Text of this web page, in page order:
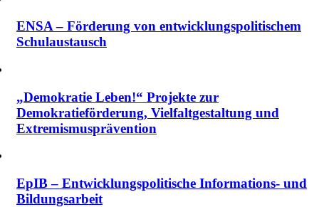
ENSA – Förderung von entwicklungspolitischem
Schulaustausch
„Demokratie Leben!“ Projekte zur
Demokratieförderung, Vielfalt­gestaltung und
Extremismus­prävention
EpIB – Entwicklungspolitische Informations- und
Bildungsarbeit